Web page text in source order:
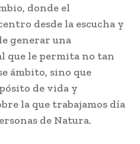
donde el
desde la escucha y
generar una
que le permita no tan
ámbito, sino que
de vida y
la que trabajamos día
de Natura.